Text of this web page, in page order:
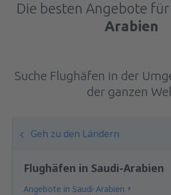
Die besten Angebote
Arabien
Suche Flughäfen in der
der ganzen
Geh zu den Ländern
Flughäfen in Saudi-Arabien
Angebote in Saudi-Arabien